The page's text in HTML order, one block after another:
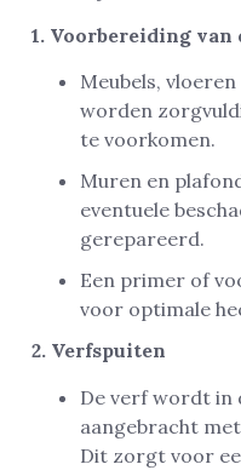
1. Voorbereiding van
Meubels,
worden
te voorkomen.
Muren en
eventuele
gerepareerd.
Een primer of
voor optimale
2. Verfspuiten
De verf wordt in
aangebracht
Dit zorgt voor